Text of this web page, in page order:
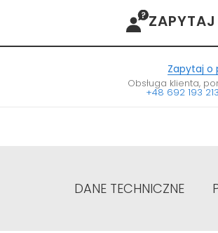
ZAPYTAJ
Zapytaj o
Obsługa klienta,
+48 692 193 213
DANE TECHNICZNE